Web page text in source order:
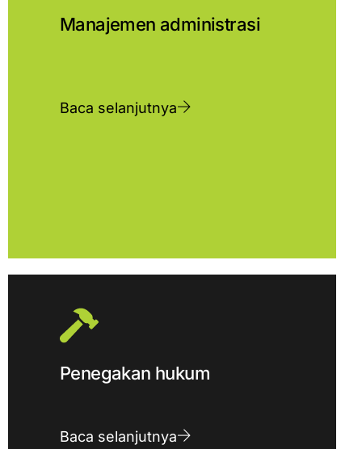
Manajemen administrasi
Baca selanjutnya
Penegakan hukum
Baca selanjutnya